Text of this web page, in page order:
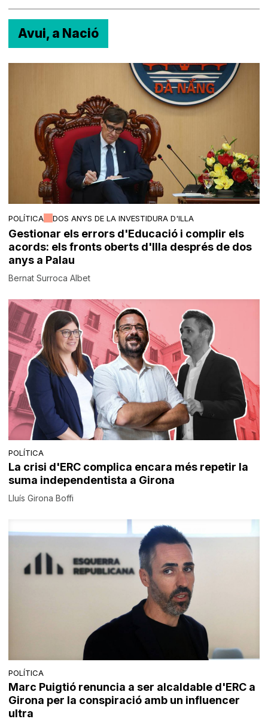
Avui, a Nació
POLÍTICA DOS ANYS DE LA INVESTIDURA D'ILLA
Gestionar els errors d'Educació i complir els
acords: els fronts oberts d'Illa després de dos
anys a Palau
Bernat Surroca Albet
POLÍTICA
La crisi d'ERC complica encara més repetir la
suma independentista a Girona
Lluís Girona Boffi
POLÍTICA
Marc Puigtió renuncia a ser alcaldable d'ERC a
Girona per la conspiració amb un influencer
ultra